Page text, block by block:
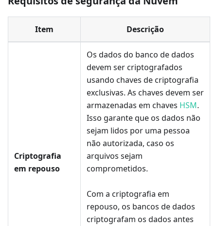
Item Descrição
Criptografia
em repouso
Os dados do banco de dados
devem ser criptografados
usando chaves de criptografia
exclusivas. As chaves devem ser
armazenadas em chaves HSM.
Isso garante que os dados não
sejam lidos por uma pessoa
não autorizada, caso os
arquivos sejam
comprometidos.
Com a criptografia em
repouso, os bancos de dados
criptografam os dados antes